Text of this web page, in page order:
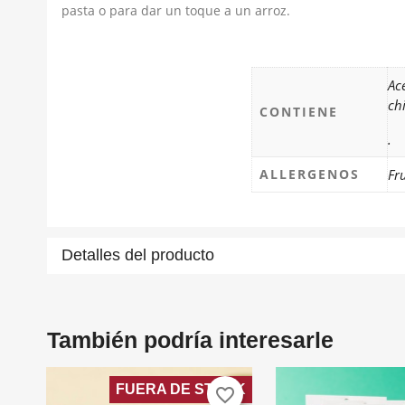
pasta o para dar un toque a un arroz.
CONTIENE
.
ALLERGENOS
Detalles del producto
También podría interesarle
FUERA DE STOCK
favorite_border